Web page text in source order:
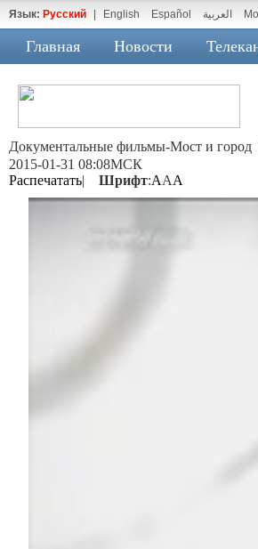
Язык: Русский English Español العربية
Главная Новости
Документальные фильмы-Мост и город
2015-01-31 08:08МСК
Распечатать| Шрифт:AAA